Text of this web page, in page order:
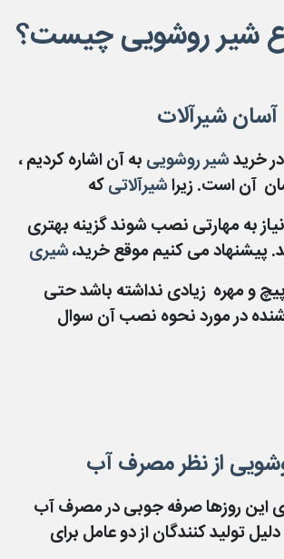
شیر روشویی چیست؟
شیرآلات
خریدشیر روشویی به آن اشاره کردیم ،
آن است. زیراشیرآلاتیکه
به مهارتی نصب شوند گزینه بهتری
پیشنهاد می کنیم موقع خرید،شیری
و مهره زیادی نداشته باشد حتی
در مورد نحوه نصب آن سوال
از نظر مصرف آب
این روزها صرفه جوبی در مصرف آب
تولید کنندگان از دو عامل برای